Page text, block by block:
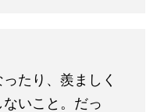
たり、羨ましく
いこと。だっ